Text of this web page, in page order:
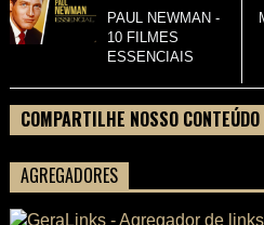
PAUL NEWMAN -
10 FILMES
ESSENCIAIS
COMPARTILHE NOSSO
AGREGADORES